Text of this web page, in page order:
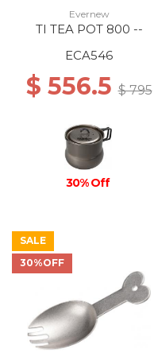
Evernew
TI TEA POT 800 --
ECA546
$ 556.5$ 795
30% Off
SALE
30%OFF